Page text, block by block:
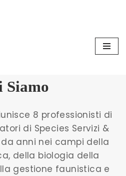
Siamo
8 professionisti di
di Species Servizi &
anni nei campi della
della biologia della
gestione faunistica e